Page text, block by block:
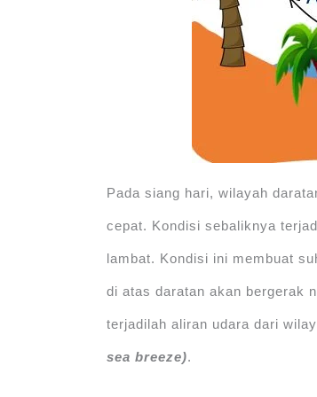
Pada siang hari, wilayah
cepat. Kondisi sebaliknya
lambat. Kondisi ini membuat
di atas daratan akan bergerak
terjadilah aliran udara dari
sea breeze).